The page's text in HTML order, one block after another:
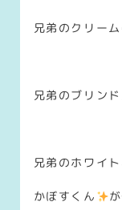
兄弟のクリー
兄弟のブリン
兄弟のホワイ
かぼすくん